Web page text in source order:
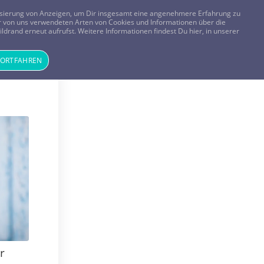
FRAGEN? KOSTENLOS ANRUFEN: 0800-8478266
Magazin ANMELDEN REGISTRIEREN
von Anzeigen, um Dir insgesamt eine angenehmere Erfahrung zu
uns verwendeten Arten von Cookies und Informationen über die
erneut aufrufst. Weitere Informationen findest Du hier, in unserer